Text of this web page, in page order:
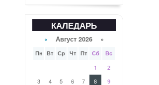
КАЛЕДАРЬ
« Август 2026 »
Пн Вт Ср Чт Пт Сб Вс
1
2
3
4 5 6 7 8 9